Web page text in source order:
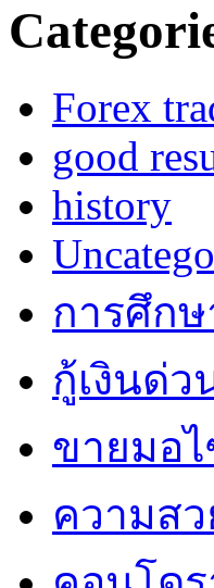
Forex
good
history
การศึกษ
กู้เงินด่ว
ขายมอ
ความส